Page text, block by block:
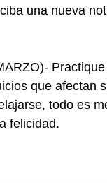
una nueva
que afectan
todo es
felicidad.